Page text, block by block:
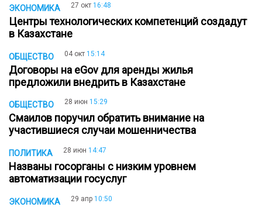
ЭКОНОМИКА 27 окт 16:48
Центры технологических компетенций создадут
в Казахстане
ОБЩЕСТВО 04 окт 15:14
Договоры на eGov для аренды жилья
предложили внедрить в Казахстане
ОБЩЕСТВО 28 июн 15:29
Смаилов поручил обратить внимание на
участившиеся случаи мошенничества
ПОЛИТИКА 28 июн 14:47
Названы госорганы с низким уровнем
автоматизации госуслуг
ЭКОНОМИКА 29 апр 10:50